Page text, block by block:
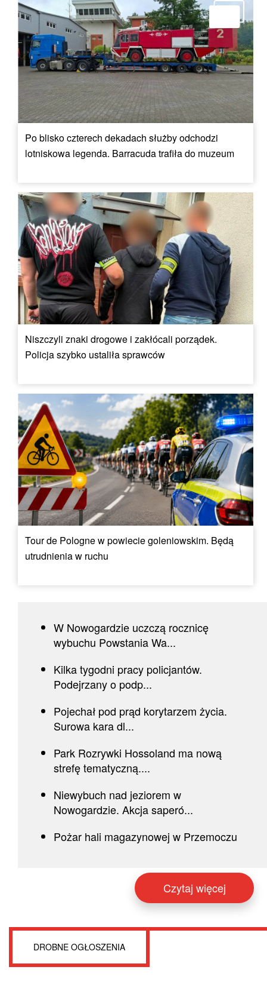
Po blisko czterech dekadach służby odchodzi
lotniskowa legenda. Barracuda trafiła do muzeum
Niszczyli znaki drogowe i zakłócali porządek.
Policja szybko ustaliła sprawców
Tour de Pologne w powiecie goleniowskim. Będą
utrudnienia w ruchu
W Nowogardzie uczczą rocznicę
wybuchu Powstania Wa...
Kilka tygodni pracy policjantów.
Podejrzany o podp...
Pojechał pod prąd korytarzem życia.
Surowa kara dl...
Park Rozrywki Hossoland ma nową
strefę tematyczną....
Niewybuch nad jeziorem w
Nowogardzie. Akcja saperó...
Pożar hali magazynowej w Przemoczu
Czytaj więcej
DROBNE OGŁOSZENIA